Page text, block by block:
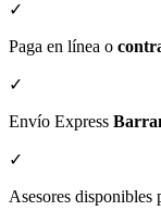
✓
Paga en línea o
✓
Envío Express
✓
Asesores disponibles